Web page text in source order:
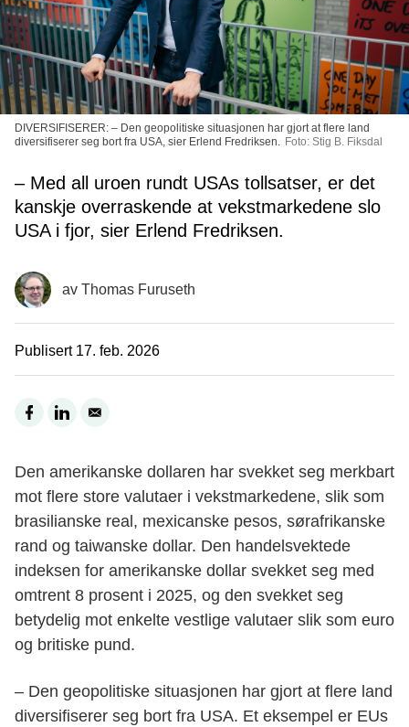
– Med all uroen rundt USAs tollsatser, er det
kanskje overraskende at vekstmarkedene slo
USA i fjor, sier Erlend Fredriksen.
DIVERSIFISERER: – Den geopolitiske situasjonen har gjort at flere land
diversifiserer seg bort fra USA, sier Erlend Fredriksen.
Foto: Stig B. Fiksdal
Publisert 17. feb. 2026
av Thomas Furuseth
Den amerikanske dollaren har svekket seg merkbart
mot flere store valutaer i vekstmarkedene, slik som
brasilianske real, mexicanske pesos, sørafrikanske
rand og taiwanske dollar. Den handelsvektede
indeksen for amerikanske dollar svekket seg med
omtrent 8 prosent i 2025, og den svekket seg
betydelig mot enkelte vestlige valutaer slik som euro
og britiske pund.
– Den geopolitiske situasjonen har gjort at flere land
diversifiserer seg bort fra USA. Et eksempel er EUs